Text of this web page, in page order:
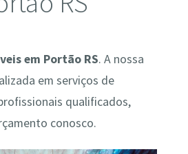
em Portão RS. A nossa
em serviços de
qualificados,
conosco.